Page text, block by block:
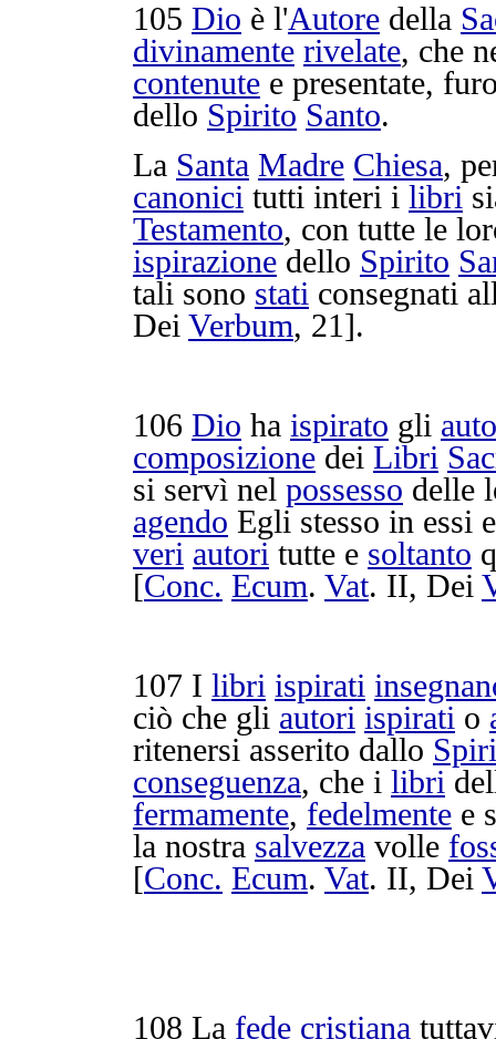
105 Dio è l'Autore della
divinamente rivelate, che
contenute e presentate,
dello Spirito Santo.
La Santa Madre Chiesa,
canonici tutti interi i libri
Testamento, con tutte le
ispirazione dello Spirito
tali sono stati consegnati
Dei Verbum, 21].
106 Dio ha ispirato gli
composizione dei Libri
si servì nel possesso delle
agendo Egli stesso in essi
veri autori tutte e soltanto
[Conc. Ecum. Vat. II, Dei
107 I libri ispirati
ciò che gli autori ispirati o
ritenersi asserito dallo
conseguenza, che i libri
fermamente, fedelmente e
la nostra salvezza volle
[Conc. Ecum. Vat. II, Dei
108 La fede cristiana